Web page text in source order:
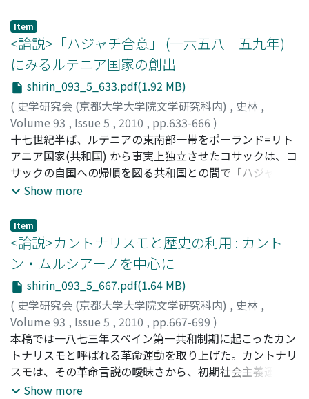
は、<造営料国の収益＝造営料>という原則を転換し、正税
等を恒常的に修造用途に充当する体制を作ったほか、さら
にそれを寺家用途・寺僧得分にも振り分ける流れを基礎付
けた。しかし、円照のこうした人法に対する視線は別当定
親との有縁関係に規定される側面を有していた。つまり、
円照の画期性は定親との有縁関係という特有の条件から現
れたといえるのである。造営料国の富が寺内に還元されて
いく動きは十三世紀後半には定着した。だが、それにより
かえって寺内には深刻な対立が醸成されていった。「関東
止住名誉僧」の大勧進はそのような問題の反動から要請さ
れた存在なのである。
Item
<論説>「ハジャチ合意」 (一六五八―五九年)
にみるルテニア国家の創出
shirin_093_5_633.pdf(1.92 MB)
( 史学研究会 (京都大学大学院文学研究科内) , 史林 ,
Volume 93 , Issue 5 , 2010 , pp.633-666 )
福嶋, 千穂;FUKUSHIMA, Chiho;フクシマ, チホ
十七世紀半ば、ルテニアの東南部一帯をポーランド=リト
アニア国家(共和国) から事実上独立させたコサックは、コ
サックの自国への帰順を図る共和国との間で「ハジャチ合
意」(一六五八年) を成立させ、共和国議会での批准(翌年)
貴族身分に統合され、その統治領域は「ルテニア公国」と
して共和国構成国となる。本稿では、共和国の他の合同や
コサックとモスクワ大公国との協定と対照させることで、
ハジャチ合意の特徴を明確にした。ハジャチ合意では、ポ
ーランド=リトアニア間の「ルブリン合同」(一五六九年)
と比較して宗派問題が大きな比重を占め、コサックのモス
クワ臣従表明「ペレヤスラフ協定」(一六五四年) との対比
においても、コサック自治やルテニア地域の位置づけが聖
俗両面でより具体的に規定されている。さらにハジャチ合
意が否定する「ブレスト教会合同」(一五九六年) との間に
は、ルテニアの正教会高位聖職者に元老院議席を付与する
Show more
Item
<論説>カントナリスモと歴史の利用 : カント
ン・ムルシアーノを中心に
shirin_093_5_667.pdf(1.64 MB)
( 史学研究会 (京都大学大学院文学研究科内) , 史林 ,
Volume 93 , Issue 5 , 2010 , pp.667-699 )
菊池, 信彦;KIKUCHI, Nobuhiko;キクチ, ノブヒコ
本稿では一八七三年スペイン第一共和制期に起こったカン
トナリスモと呼ばれる革命運動を取り上げた。カントナリ
スモは、その革命言説の曖昧さから、初期社会主義運動か
否か、あるいは地域ナショナリズムか連邦共和主義かとい
Show more